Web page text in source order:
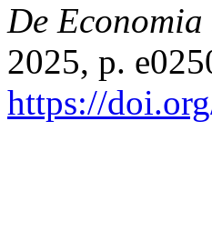
De
2025, p.
https://